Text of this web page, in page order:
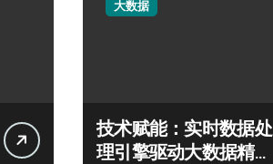
大数据
技术赋能：实时数据处
理引擎驱动大数据精准